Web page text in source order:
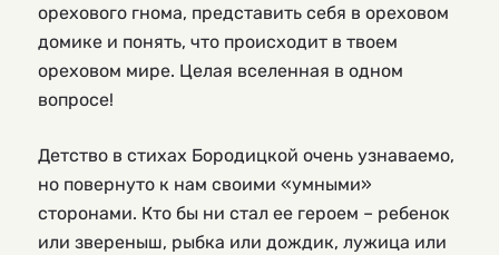
орехового гнома, представить себя в ореховом
домике и понять, что происходит в твоем
ореховом мире. Целая вселенная в одном
вопросе!
Детство в стихах Бородицкой очень узнаваемо,
но повернуто к нам своими «умными»
сторонами. Кто бы ни стал ее героем – ребенок
или звереныш, рыбка или дождик, лужица или